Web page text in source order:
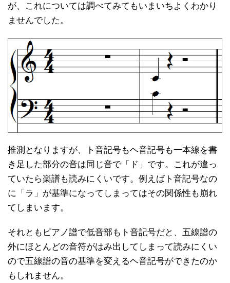
が、これについては調べてみてもいまいちよくわかり
ませんでした。
推測となりますが、ト音記号もヘ音記号も一本線を書
き足した部分の音は同じ音で「ド」です。これが違っ
ていたら楽譜も読みにくいです。例えばト音記号なの
に「ラ」が基準になってしまってはその関係性も崩れ
てしまいます。
それともピアノ譜で低音部もト音記号だと、五線譜の
外にほとんどの音符がはみ出してしまって読みにくい
ので五線譜の音の基準を変えるヘ音記号ができたのか
もしれません。